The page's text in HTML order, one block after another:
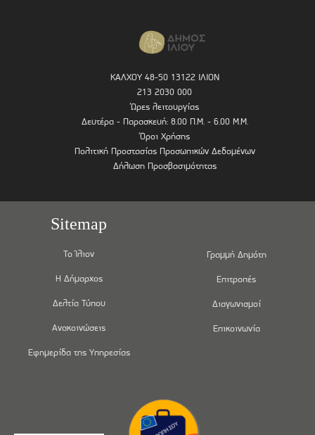
ΚΑΛΧΟΥ 48-50 13122 ΙΛΙΟΝ
213 2030 000
Ώρες λειτουργίας
Δευτέρα - Παρασκευή: 8.00 Π.Μ. - 6.00 Μ.Μ.
Όροι Χρήσης
Πολιτική Προστασίας Προσωπικών Δεδομένων
Δήλωση Προσβασιμότητας
Sitemap
Το Ίλιον
Η Δήμαρχος
Δελτία Τύπου
Ανακοινώσεις
Εφημερίδα της Υπηρεσίας
Γραμμή Δημότη
Επιτροπές
Διαγωνισμοί
Επικοινωνία